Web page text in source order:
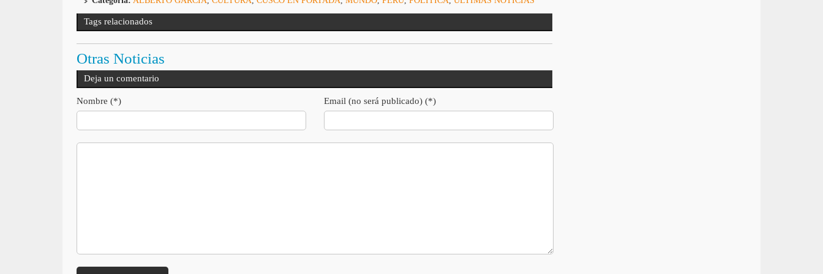
Tags relacionados
Otras Noticias
Deja un comentario
Nombre (*) Email (no será publicado) (*)